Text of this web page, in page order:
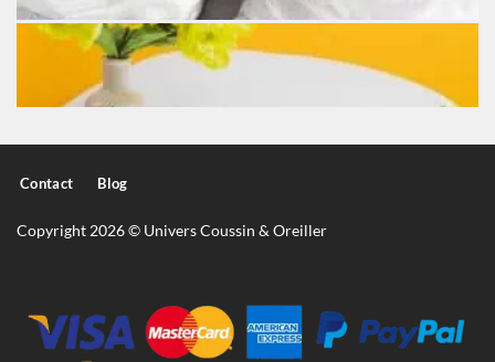
Contact Blog
Copyright 2026 © Univers Coussin & Oreiller